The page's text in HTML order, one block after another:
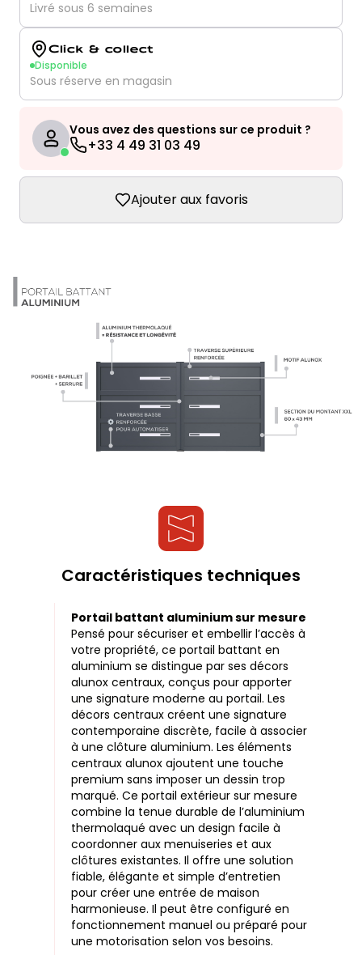
Livré sous 6 semaines
Click & collect
Disponible
Sous réserve en magasin
Vous avez des questions sur ce produit ?
+33 4 49 31 03 49
Ajouter aux favoris
Caractéristiques techniques
Portail battant aluminium sur mesure
Pensé pour sécuriser et embellir l’accès à
votre propriété, ce portail battant en
aluminium se distingue par ses décors
alunox centraux, conçus pour apporter
une signature moderne au portail. Les
décors centraux créent une signature
contemporaine discrète, facile à associer
à une clôture aluminium. Les éléments
centraux alunox ajoutent une touche
premium sans imposer un dessin trop
marqué. Ce portail extérieur sur mesure
combine la tenue durable de l’aluminium
thermolaqué avec un design facile à
coordonner aux menuiseries et aux
clôtures existantes. Il offre une solution
fiable, élégante et simple d’entretien
pour créer une entrée de maison
harmonieuse. Il peut être configuré en
fonctionnement manuel ou préparé pour
une motorisation selon vos besoins.